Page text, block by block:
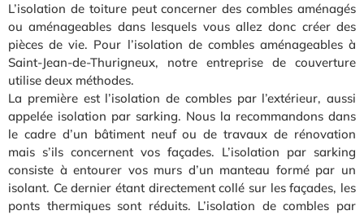
L’isolation de toiture peut concerner des combles aménagés
ou aménageables dans lesquels vous allez donc créer des
pièces de vie. Pour l’isolation de combles aménageables à
Saint-Jean-de-Thurigneux, notre entreprise de couverture
utilise deux méthodes.
La première est l’isolation de combles par l’extérieur, aussi
appelée isolation par sarking. Nous la recommandons dans
le cadre d’un bâtiment neuf ou de travaux de rénovation
mais s’ils concernent vos façades. L’isolation par sarking
consiste à entourer vos murs d’un manteau formé par un
isolant. Ce dernier étant directement collé sur les façades, les
ponts thermiques sont réduits. L’isolation de combles par